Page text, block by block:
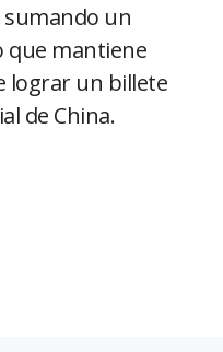
un
mantiene
lograr un billete
de China.